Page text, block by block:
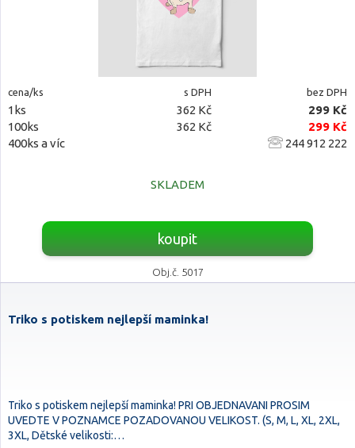
cena/ks s DPH bez DPH
1ks 362 Kč
299 Kč
100ks
362 Kč
299 Kč
400ks a víc
244 912 222
SKLADEM
koupit
Obj.č. 5017
Triko s potiskem nejlepší maminka!
Triko s potiskem nejlepší maminka! PRI OBJEDNAVANI PROSIM
UVEDTE V POZNAMCE POZADOVANOU VELIKOST. (S, M, L, XL, 2XL,
3XL, Dětské velikosti:…